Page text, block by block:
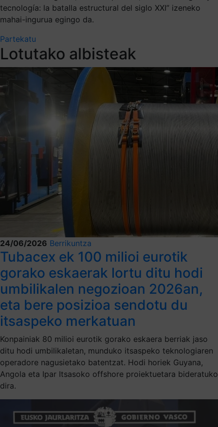
tecnología: la batalla estructural del siglo XXI” izeneko
mahai-ingurua egingo da.
Partekatu
Lotutako albisteak
24/06/2026 Berrikuntza
Tubacex ek 100 milioi eurotik
gorako eskaerak lortu ditu hodi
umbilikalen negozioan 2026an,
eta bere posizioa sendotu du
itsaspeko merkatuan
Konpainiak 80 milioi eurotik gorako eskaera berriak jaso
ditu hodi umbilikaletan, munduko itsaspeko teknologiaren
operadore nagusietako batentzat. Hodi horiek Guyana,
Angola eta Ipar Itsasoko offshore proiektuetara bideratuko
dira.